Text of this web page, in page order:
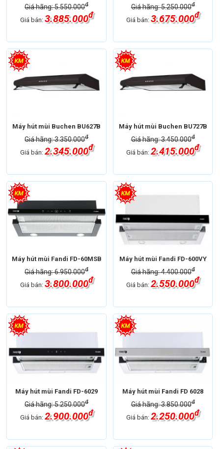
Giá hãng: 5.550.000đ
Giá bán: 3.885.000đ
Giá hãng: 5.250.000đ
Giá bán:3.675.000đ
Máy hút mùi Buchen BU627B
Giá hãng: 3.350.000đ
Giá bán: 2.345.000đ
Máy hút mùi Buchen BU727B
Giá hãng: 3.450.000đ
Giá bán:2.415.000đ
Máy hút mùi Fandi FD-60MSB
Giá hãng: 6.950.000đ
Giá bán: 3.800.000đ
Máy hút mùi Fandi FD-600VY
Giá hãng: 4.400.000đ
Giá bán:2.550.000đ
Máy hút mùi Fandi FD-6029
Giá hãng: 5.250.000đ
Giá bán: 2.900.000đ
Máy hút mùi Fandi FD 6028
Giá hãng: 3.850.000đ
Giá bán:2.250.000đ